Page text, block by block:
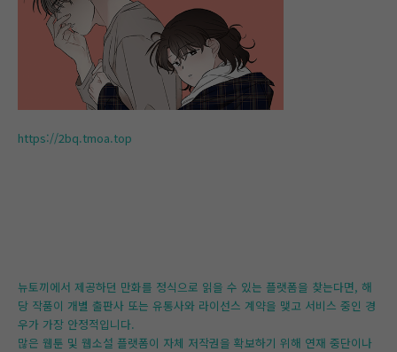
https://2bq.tmoa.top
뉴토끼에서 제공하던 만화를 정식으로 읽을 수 있는 플랫폼을 찾는다면, 해
당 작품이 개별 출판사 또는 유통사와 라이선스 계약을 맺고 서비스 중인 경
우가 가장 안정적입니다.
많은 웹툰 및 웹소설 플랫폼이 자체 저작권을 확보하기 위해 연재 중단이나